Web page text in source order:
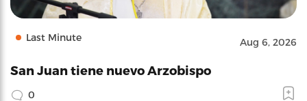
Last Minute Aug 6, 2026
San Juan tiene nuevo Arzobispo
0